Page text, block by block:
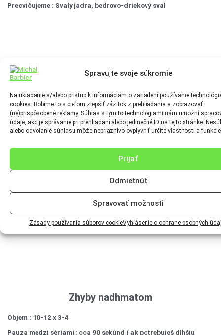
Spravujte svoje súkromie
Na ukladanie a/alebo prístup k informáciám o zariadení používame
cookies. Robíme to s cieľom zlepšiť zážitok z prehliadania a zobrazovať
(ne)prispôsobené reklamy. Súhlas s týmito technológiami nám umožní
údaje, ako je správanie pri prehliadaní alebo jedinečné ID na tejto stránke.
alebo odvolanie súhlasu môže nepriaznivo ovplyvniť určité vlastnosti a
Prijať
Odmietnúť
Spravovať možnosti
Zásady používania súborov cookieVyhlásenie o ochrane osobných
Precvičujeme : Svaly jadra, bedrovo-driekový sval
Zhyby nadhmatom
Objem : 10-12 x 3-4
Pauza medzi sériami : cca 90 sekúnd ( ak potrebuješ dlhšiu